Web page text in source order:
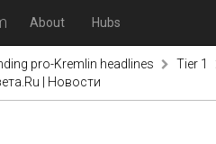
About Hubs
pro-Kremlin headlines
Tier 1
| Новости